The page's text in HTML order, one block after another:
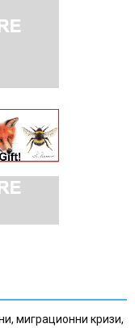
миграционни кризи,